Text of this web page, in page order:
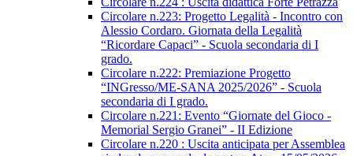
Circolare n.223: Progetto Legalità - Incontro con
Alessio Cordaro. Giornata della Legalità
“Ricordare Capaci” - Scuola secondaria di I
grado.
Circolare n.222: Premiazione Progetto
“INGresso/ME-SANA 2025/2026” - Scuola
secondaria di I grado.
Circolare n.221: Evento “Giornate del Gioco -
Memorial Sergio Granei” - II Edizione
Circolare n.220 : Uscita anticipata per Assemblea